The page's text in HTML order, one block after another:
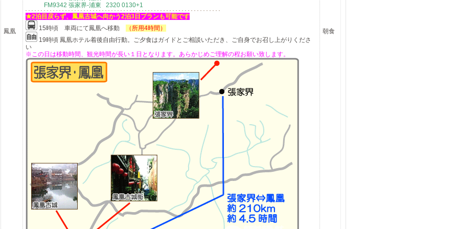
鳳凰
FM9342 張家界-浦東 2320 0130+1
★2泊目戻らず、鳳凰古城へ向かう2泊3日プランも可能です
15時頃 車両にて鳳凰へ移動
（所用4時間）
19時頃 鳳凰ホテル着後自由行動。ご夕食はガイドとご相談いただき、ご自身でお召し上がりくださ
い
※この日は移動時間、観光時間が長い１日となります。あらかじめご理解の程お願い致します。
朝食